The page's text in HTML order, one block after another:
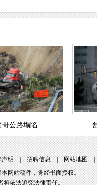
哥公路塌陷
声明|招聘信息|网站地图
网站稿件，务经书面授权。
将依法追究法律责任。